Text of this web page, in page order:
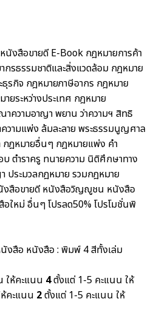
นังสือขายดี E-Book กฎหมายการค้า
กรธรรมชาติและสิ่งแวดล้อม กฎหมาย
รกิจ กฎหมายภาษีอากร กฎหมาย
ายระหว่างประเทศ กฎหมาย
าความอาญา พยาน ว่าความฯ สิทธิ
วามแพ่ง ล้มละลาย พระธรรมนูญศาล
กฎหมายอื่นๆ กฎหมายแพ่ง คำ
บตำราครู ทนายความ นิติศึกษาทาง
ประมวลกฎหมาย รวมกฎหมาย
งสือขายดี หนังสือวิญญูชน หนังสือ
อใหม่อื่นๆโปรลด50%โปรโมชั่นพิ
งสือ หนังสือ : พิมพ์ 4 สีทั้งเล่ม
ให้คะแนน 4ตั้งแต่ 1-5 คะแนน ให้
คะแนน 2ตั้งแต่ 1-5 คะแนน ให้